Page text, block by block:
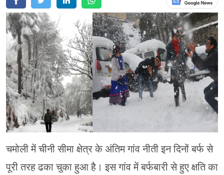
चमोली में चीनी सीमा क्षेत्र के अंतिम गांव नीती इन दिनों बर्फ से
पूरी तरह ढका चुका हुआ है। इस गांव में बर्फबारी से हुए क्षति का
अल्मोड़ा
चंपावत
चमोली
देहरादून
नैनीताल
बागेश्वर
हरिद्वार